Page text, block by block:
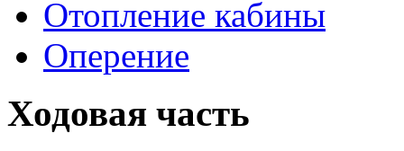
Отопление кабины
Оперение
Ходовая часть